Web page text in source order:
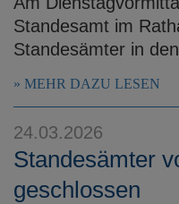
Standesamt im
Standesämter in
MEHR DAZU LESEN
24.03.2026
Standesämter
geschlossen